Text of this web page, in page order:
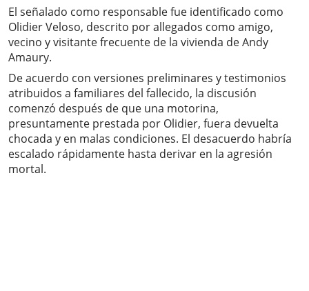
El señalado como responsable fue identificado como
Olidier Veloso, descrito por allegados como amigo,
vecino y visitante frecuente de la vivienda de Andy
Amaury.
De acuerdo con versiones preliminares y testimonios
atribuidos a familiares del fallecido, la discusión
comenzó después de que una motorina,
presuntamente prestada por Olidier, fuera devuelta
chocada y en malas condiciones. El desacuerdo habría
escalado rápidamente hasta derivar en la agresión
mortal.